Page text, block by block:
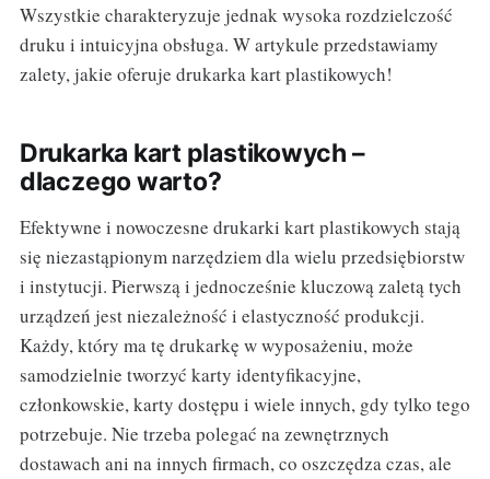
Wszystkie charakteryzuje jednak wysoka rozdzielczość
druku i intuicyjna obsługa. W artykule przedstawiamy
zalety, jakie oferuje drukarka kart plastikowych!
Drukarka kart plastikowych –
dlaczego warto?
Efektywne i nowoczesne drukarki kart plastikowych stają
się niezastąpionym narzędziem dla wielu przedsiębiorstw
i instytucji. Pierwszą i jednocześnie kluczową zaletą tych
urządzeń jest niezależność i elastyczność produkcji.
Każdy, który ma tę drukarkę w wyposażeniu, może
samodzielnie tworzyć karty identyfikacyjne,
członkowskie, karty dostępu i wiele innych, gdy tylko tego
potrzebuje. Nie trzeba polegać na zewnętrznych
dostawach ani na innych firmach, co oszczędza czas, ale